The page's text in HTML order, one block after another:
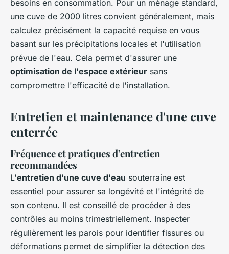
besoins en consommation. Pour un ménage standard,
une cuve de 2000 litres convient généralement, mais
calculez précisément la capacité requise en vous
basant sur les précipitations locales et l'utilisation
prévue de l'eau. Cela permet d'assurer une
optimisation de l'espace extérieur sans
compromettre l'efficacité de l'installation.
Entretien et maintenance d'une cuve
enterrée
Fréquence et pratiques d'entretien
recommandées
L'entretien d'une cuve d'eau souterraine est
essentiel pour assurer sa longévité et l'intégrité de
son contenu. Il est conseillé de procéder à des
contrôles au moins trimestriellement. Inspecter
régulièrement les parois pour identifier fissures ou
déformations permet de simplifier la détection des